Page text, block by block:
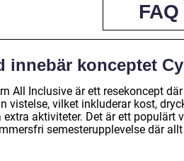
FAQ
innebär konceptet
All Inclusive är ett resekoncept
vistelse, vilket inkluderar kost,
extra aktiviteter. Det är ett populärt
semesterupplevelse där